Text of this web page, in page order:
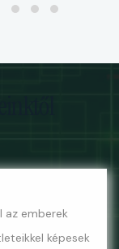
az emberek
képesek